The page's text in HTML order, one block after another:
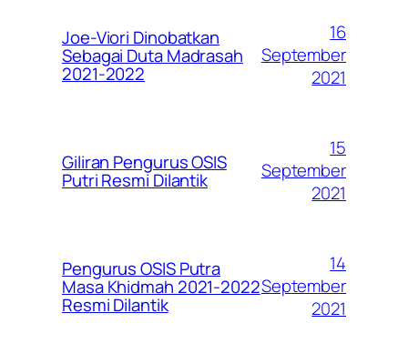
Joe-Viori Dinobatkan
Sebagai Duta Madrasah
2021-2022
16
September
2021
Giliran Pengurus OSIS
Putri Resmi Dilantik
15
September
2021
Pengurus OSIS Putra
Masa Khidmah 2021-2022
Resmi Dilantik
14
September
2021